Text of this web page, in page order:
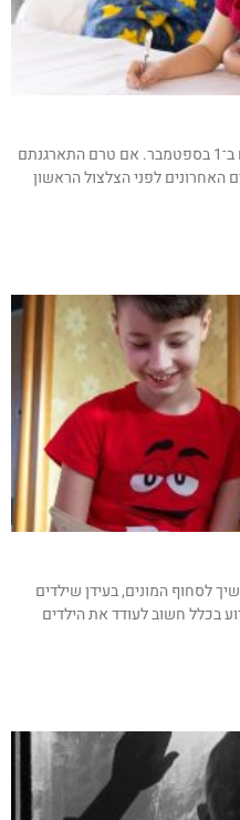
התלמידים אמורים לשוב לשגרת לימודים ב־1 בספטמבר. אם טרם התארגנתם
האחרונים לפני הצלצול הראשון
לסחוף המונים, בעידן שילדים
בכלל חשוב לעודד את הילדים